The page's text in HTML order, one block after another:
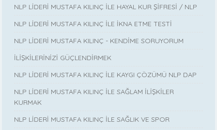
NLP LİDERİ MUSTAFA KILINÇ İLE HAYAL KUR ŞİFRESİ / NLP
NLP LİDERİ MUSTAFA KILINÇ İLE İKNA ETME TESTİ
NLP LİDERİ MUSTAFA KILINÇ - KENDİME SORUYORUM
İLİŞKİLERİNİZİ GÜÇLENDİRMEK
NLP LİDERİ MUSTAFA KILINÇ İLE KAYGI ÇÖZÜMÜ NLP DAP
NLP LİDERİ MUSTAFA KILINÇ İLE SAĞLAM İLİŞKİLER
KURMAK
NLP LİDERİ MUSTAFA KILINÇ İLE SAĞLIK VE SPOR